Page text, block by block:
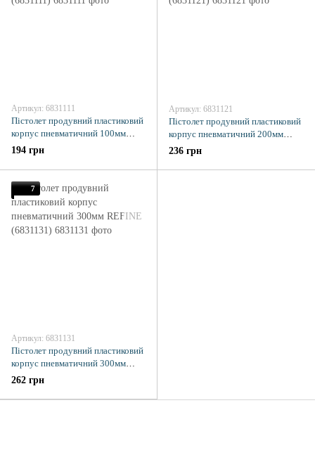
Артикул: 6831111
Пістолет продувний пластиковий
корпус пневматичний 100мм
REFINE (6831111)
194 грн
Артикул: 6831121
Пістолет продувний пластиковий
корпус пневматичний 200мм
REFINE (6831121)
236 грн
7
Артикул: 6831131
Пістолет продувний пластиковий
корпус пневматичний 300мм
REFINE (6831131)
262 грн